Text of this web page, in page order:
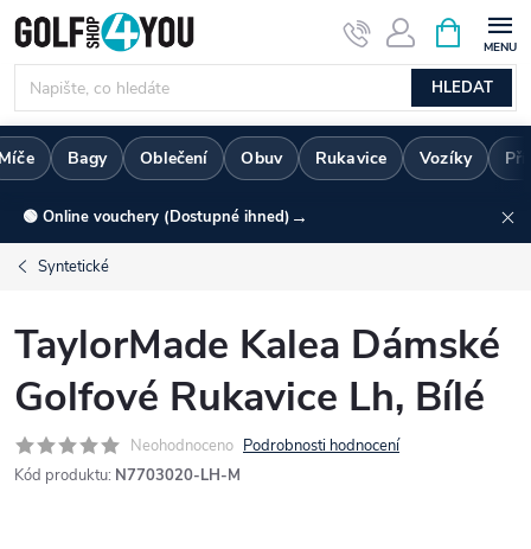
Přejít
na
obsah
HLEDAT
NÁKUPNÍ
KOŠÍK
Bagy Oblečení Obuv Rukavice Vozíky
🟢 Online vouchery (Dostupné ihned) →
Syntetické
TaylorMade Kalea Dámské
Golfové Rukavice Lh, Bílé
Neohodnoceno Podrobnosti hodnocení
Kód produktu: N7703020-LH-M